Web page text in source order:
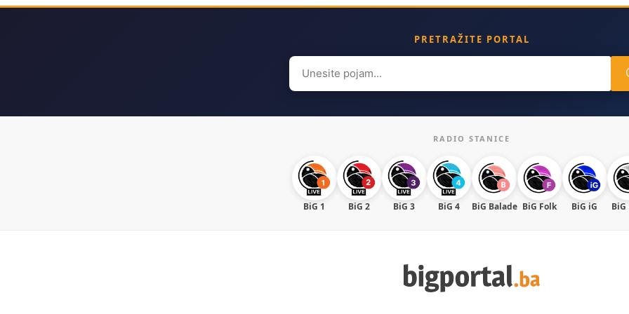
PRETRAŽITE PORTAL
Search
for:
RADIO STANICE
BiG 1 BiG 2 BiG 3 BiG 4 BiG Balade BiG Folk BiG iG BiG